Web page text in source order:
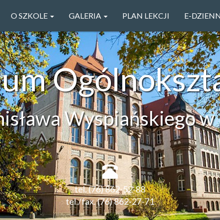
O SZKOLE GALERIA PLAN LEKCJI E-
Wyspiańskiego w
tel. (76) 862-52-88
tel./fax. (76) 862-27-71